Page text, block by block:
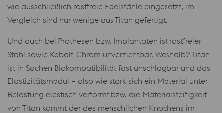
wie ausschließlich rostfreie Edelstähle eingesetzt, im
Vergleich sind nur wenige aus Titan gefertigt.
Und auch bei Prothesen bzw. Implantaten ist rostfreier
Stahl sowie Kobalt-Chrom unverzichtbar. Weshalb? Titan
ist in Sachen Biokompatibilität fast unschlagbar und das
Elastizitätsmodul – also wie stark sich ein Material unter
Belastung elastisch verformt bzw. die Materialsteifigkeit –
von Titan kommt der des menschlichen Knochens im